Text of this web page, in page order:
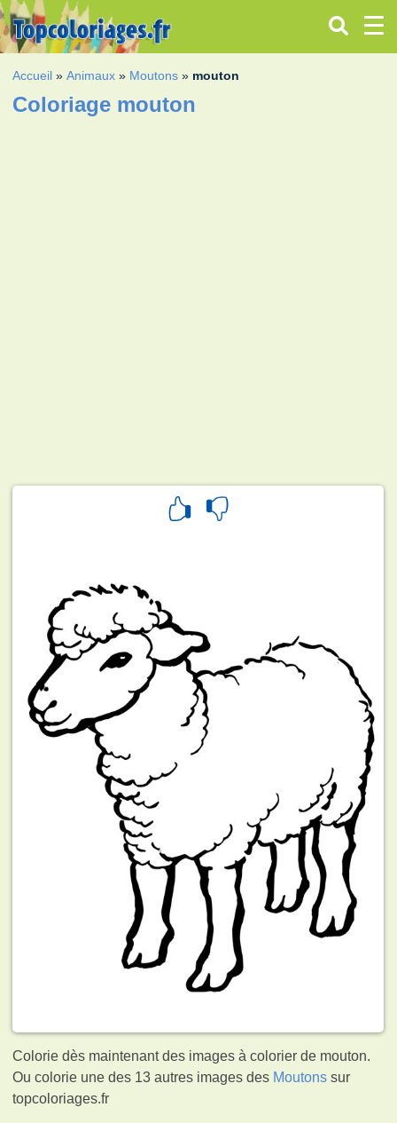
Accueil »Animaux » Moutons » mouton
Coloriage mouton
Colorie dès maintenant des images à colorier de mouton.
Ou colorie une des 13 autres images des Moutons sur
topcoloriages.fr